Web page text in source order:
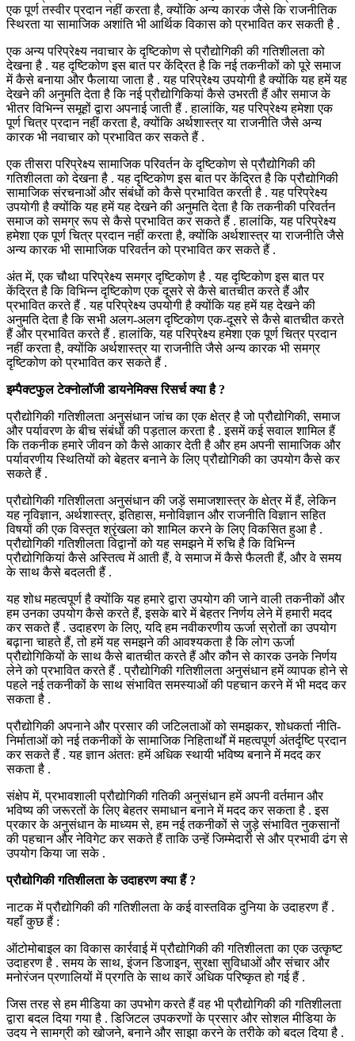
एक पूर्ण तस्वीर प्रदान नहीं करता है, क्योंकि अन्य कारक जैसे कि राजनीतिक
स्थिरता या सामाजिक अशांति भी आर्थिक विकास को प्रभावित कर सकती है .
एक अन्य परिप्रेक्ष्य नवाचार के दृष्टिकोण से प्रौद्योगिकी की गतिशीलता को
देखना है . यह दृष्टिकोण इस बात पर केंद्रित है कि नई तकनीकों को पूरे समाज
में कैसे बनाया और फैलाया जाता है . यह परिप्रेक्ष्य उपयोगी है क्योंकि यह हमें यह
देखने की अनुमति देता है कि नई प्रौद्योगिकियां कैसे उभरती हैं और समाज के
भीतर विभिन्न समूहों द्वारा अपनाई जाती हैं . हालांकि, यह परिप्रेक्ष्य हमेशा एक
पूर्ण चित्र प्रदान नहीं करता है, क्योंकि अर्थशास्त्र या राजनीति जैसे अन्य
कारक भी नवाचार को प्रभावित कर सकते हैं .
एक तीसरा परिप्रेक्ष्य सामाजिक परिवर्तन के दृष्टिकोण से प्रौद्योगिकी की
गतिशीलता को देखना है . यह दृष्टिकोण इस बात पर केंद्रित है कि प्रौद्योगिकी
सामाजिक संरचनाओं और संबंधों को कैसे प्रभावित करती है . यह परिप्रेक्ष्य
उपयोगी है क्योंकि यह हमें यह देखने की अनुमति देता है कि तकनीकी परिवर्तन
समाज को समग्र रूप से कैसे प्रभावित कर सकते हैं . हालांकि, यह परिप्रेक्ष्य
हमेशा एक पूर्ण चित्र प्रदान नहीं करता है, क्योंकि अर्थशास्त्र या राजनीति जैसे
अन्य कारक भी सामाजिक परिवर्तन को प्रभावित कर सकते हैं .
अंत में, एक चौथा परिप्रेक्ष्य समग्र दृष्टिकोण है . यह दृष्टिकोण इस बात पर
केंद्रित है कि विभिन्न दृष्टिकोण एक दूसरे से कैसे बातचीत करते हैं और
प्रभावित करते हैं . यह परिप्रेक्ष्य उपयोगी है क्योंकि यह हमें यह देखने की
अनुमति देता है कि सभी अलग-अलग दृष्टिकोण एक-दूसरे से कैसे बातचीत करते
हैं और प्रभावित करते हैं . हालांकि, यह परिप्रेक्ष्य हमेशा एक पूर्ण चित्र प्रदान
नहीं करता है, क्योंकि अर्थशास्त्र या राजनीति जैसे अन्य कारक भी समग्र
दृष्टिकोण को प्रभावित कर सकते हैं .
इम्पैक्टफुल टेक्नोलॉजी डायनेमिक्स रिसर्च क्या है ?
प्रौद्योगिकी गतिशीलता अनुसंधान जांच का एक क्षेत्र है जो प्रौद्योगिकी, समाज
और पर्यावरण के बीच संबंधों की पड़ताल करता है . इसमें कई सवाल शामिल हैं
कि तकनीक हमारे जीवन को कैसे आकार देती है और हम अपनी सामाजिक और
पर्यावरणीय स्थितियों को बेहतर बनाने के लिए प्रौद्योगिकी का उपयोग कैसे कर
सकते हैं .
प्रौद्योगिकी गतिशीलता अनुसंधान की जड़ें समाजशास्त्र के क्षेत्र में हैं, लेकिन
यह नृविज्ञान, अर्थशास्त्र, इतिहास, मनोविज्ञान और राजनीति विज्ञान सहित
विषयों की एक विस्तृत श्रृंखला को शामिल करने के लिए विकसित हुआ है .
प्रौद्योगिकी गतिशीलता विद्वानों को यह समझने में रुचि है कि विभिन्न
प्रौद्योगिकियां कैसे अस्तित्व में आती हैं, वे समाज में कैसे फैलती हैं, और वे समय
के साथ कैसे बदलती हैं .
यह शोध महत्वपूर्ण है क्योंकि यह हमारे द्वारा उपयोग की जाने वाली तकनीकों और
हम उनका उपयोग कैसे करते हैं, इसके बारे में बेहतर निर्णय लेने में हमारी मदद
कर सकते हैं . उदाहरण के लिए, यदि हम नवीकरणीय ऊर्जा स्रोतों का उपयोग
बढ़ाना चाहते हैं, तो हमें यह समझने की आवश्यकता है कि लोग ऊर्जा
प्रौद्योगिकियों के साथ कैसे बातचीत करते हैं और कौन से कारक उनके निर्णय
लेने को प्रभावित करते हैं . प्रौद्योगिकी गतिशीलता अनुसंधान हमें व्यापक होने से
पहले नई तकनीकों के साथ संभावित समस्याओं की पहचान करने में भी मदद कर
सकता है .
प्रौद्योगिकी अपनाने और प्रसार की जटिलताओं को समझकर, शोधकर्ता नीति-
निर्माताओं को नई तकनीकों के सामाजिक निहितार्थों में महत्वपूर्ण अंतर्दृष्टि प्रदान
कर सकते हैं . यह ज्ञान अंततः हमें अधिक स्थायी भविष्य बनाने में मदद कर
सकता है .
संक्षेप में, प्रभावशाली प्रौद्योगिकी गतिकी अनुसंधान हमें अपनी वर्तमान और
भविष्य की जरूरतों के लिए बेहतर समाधान बनाने में मदद कर सकता है . इस
प्रकार के अनुसंधान के माध्यम से, हम नई तकनीकों से जुड़े संभावित नुकसानों
की पहचान और नेविगेट कर सकते हैं ताकि उन्हें जिम्मेदारी से और प्रभावी ढंग से
उपयोग किया जा सके .
प्रौद्योगिकी गतिशीलता के उदाहरण क्या हैं ?
नाटक में प्रौद्योगिकी की गतिशीलता के कई वास्तविक दुनिया के उदाहरण हैं .
यहाँ कुछ हैं :
ऑटोमोबाइल का विकास कार्रवाई में प्रौद्योगिकी की गतिशीलता का एक उत्कृष्ट
उदाहरण है . समय के साथ, इंजन डिजाइन, सुरक्षा सुविधाओं और संचार और
मनोरंजन प्रणालियों में प्रगति के साथ कारें अधिक परिष्कृत हो गई हैं .
जिस तरह से हम मीडिया का उपभोग करते हैं वह भी प्रौद्योगिकी की गतिशीलता
द्वारा बदल दिया गया है . डिजिटल उपकरणों के प्रसार और सोशल मीडिया के
उदय ने सामग्री को खोजने, बनाने और साझा करने के तरीके को बदल दिया है .